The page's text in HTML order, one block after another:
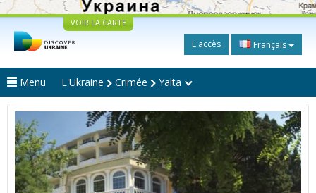
VOIR LA CARTE
L'accès Français
Menu L'Ukraine Crimée Yalta